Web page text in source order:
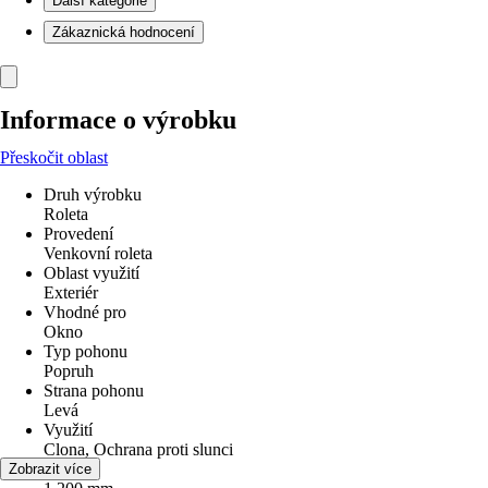
Zákaznická hodnocení
Informace o výrobku
Přeskočit oblast
Druh výrobku
Roleta
Provedení
Venkovní roleta
Oblast využití
Exteriér
Vhodné pro
Okno
Typ pohonu
Popruh
Strana pohonu
Levá
Využití
Clona, Ochrana proti slunci
Šířka
Zobrazit více